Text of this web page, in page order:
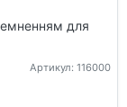
для
Артикул: 116000